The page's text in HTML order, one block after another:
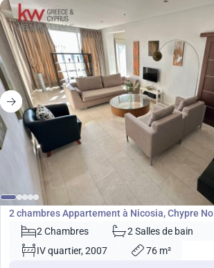
265 000
Appartement
2 chambres Appartement à Nicosia, Chypre
2 Chambres
2 Salles de bain
IV quartier, 2007
76 m²